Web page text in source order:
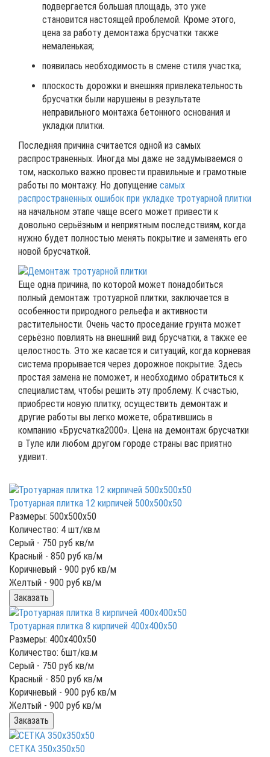
подвергается большая площадь, это уже
становится настоящей проблемой. Кроме этого,
цена за работу демонтажа брусчатки также
немаленькая;
появилась необходимость в смене стиля участка;
плоскость дорожки и внешняя привлекательность
брусчатки были нарушены в результате
неправильного монтажа бетонного основания и
укладки плитки.
Последняя причина считается одной из самых
распространенных. Иногда мы даже не задумываемся о
том, насколько важно провести правильные и грамотные
работы по монтажу. Но допущение самых
распространенных ошибок при укладке тротуарной плитки
на начальном этапе чаще всего может привести к
довольно серьёзным и неприятным последствиям, когда
нужно будет полностью менять покрытие и заменять его
новой брусчаткой.
Еще одна причина, по которой может понадобиться
полный демонтаж тротуарной плитки, заключается в
особенности природного рельефа и активности
растительности. Очень часто проседание грунта может
серьёзно повлиять на внешний вид брусчатки, а также ее
целостность. Это же касается и ситуаций, когда корневая
система прорывается через дорожное покрытие. Здесь
простая замена не поможет, и необходимо обратиться к
специалистам, чтобы решить эту проблему. К счастью,
приобрести новую плитку, осуществить демонтаж и
другие работы вы легко можете, обратившись в
компанию «Брусчатка2000». Цена на демонтаж брусчатки
в Туле или любом другом городе страны вас приятно
удивит.
Тротуарная плитка 12 кирпичей 500х500х50
Размеры: 500x500x50
Количество: 4 шт/кв.м
Серый - 750 руб кв/м
Красный - 850 руб кв/м
Коричневый - 900 руб кв/м
Желтый - 900 руб кв/м
Заказать
Тротуарная плитка 8 кирпичей 400х400х50
Размеры: 400x400x50
Количество: 6шт/кв.м
Серый - 750 руб кв/м
Красный - 850 руб кв/м
Коричневый - 900 руб кв/м
Желтый - 900 руб кв/м
Заказать
СЕТКА 350x350x50